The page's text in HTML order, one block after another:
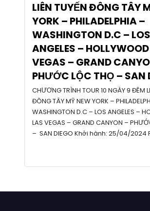
LIÊN TUYẾN ĐÔNG TÂY
YORK – PHILADELPHIA –
WASHINGTON D.C – LOS
ANGELES –
VEGAS – GRAND
PHƯỚC LỘC THỌ – SAN
CHƯƠNG TRÌNH TOUR 10 NGÀY 9 ĐÊM
ĐÔNG TÂY MỸ NEW YORK –
WASHINGTON D.C – LOS ANGELES –
LAS VEGAS – GRAND CANYON –
– SAN DIEGO Khởi hành: 25/04/